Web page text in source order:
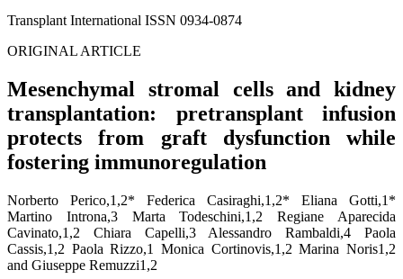
Transplant International ISSN 0934-0874
ORIGINAL ARTICLE
Mesenchymal stromal cells and kidney
transplantation: pretransplant infusion
protects from graft dysfunction while
fostering immunoregulation
Norberto Perico,1,2* Federica Casiraghi,1,2* Eliana Gotti,1*
Martino Introna,3 Marta Todeschini,1,2 Regiane Aparecida
Cavinato,1,2 Chiara Capelli,3 Alessandro Rambaldi,4 Paola
Cassis,1,2 Paola Rizzo,1 Monica Cortinovis,1,2 Marina Noris1,2
and Giuseppe Remuzzi1,2